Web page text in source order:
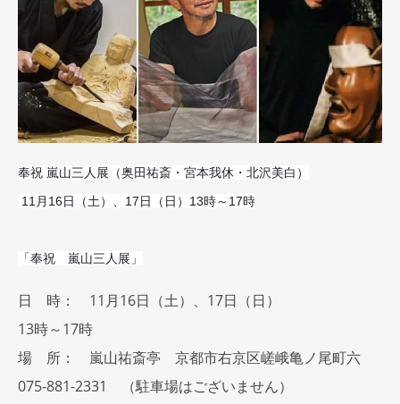
奉祝 嵐山三人展（奥田祐斎・宮本我休・北沢美白）
11月16日（土）、17日（日）13時～17時
「奉祝　嵐山三人展」
日 時： 11月16日（土）、17日（日）
13時～17時
場 所： 嵐山祐斎亭 京都市右京区嵯峨亀ノ尾町六
075-881-2331 （駐車場はございません）